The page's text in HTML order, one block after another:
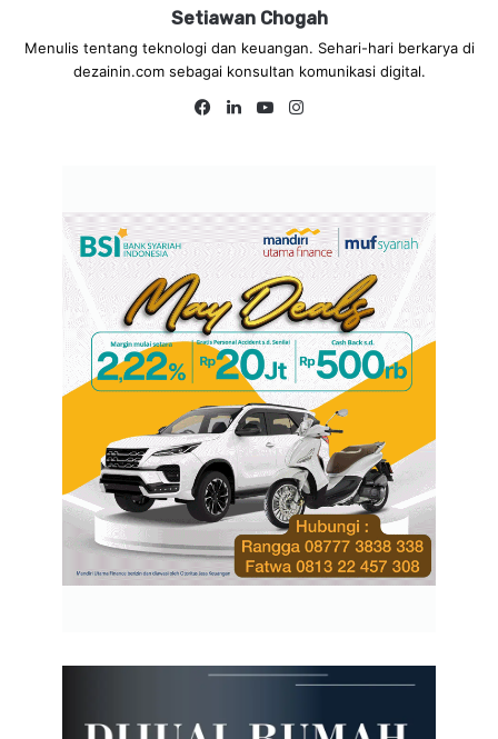
Setiawan Chogah
Menulis tentang teknologi dan keuangan. Sehari-hari berkarya di
dezainin.com sebagai konsultan komunikasi digital.
Fa
Lin
Yo